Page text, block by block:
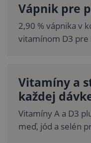
Vápnik pre
2,90 % vápnika v
vitamínom D3 pre
Vitamíny a
každej
Vitamíny A a D3
meď, jód a selén